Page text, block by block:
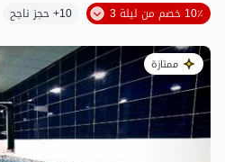
10٪ خصم من ليلة 3
10+ حجز ناجح
ممتازة